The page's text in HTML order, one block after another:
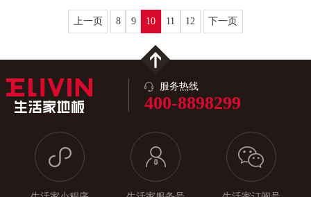
上一页 8 9 10 11 12 下一页
服务热线
400-8898299